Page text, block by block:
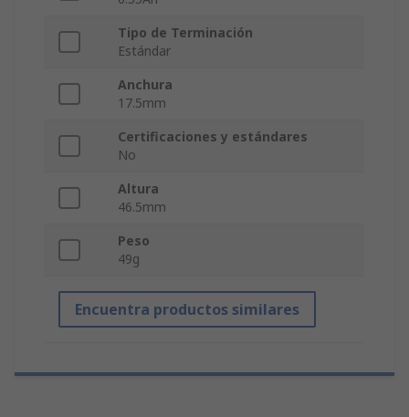
Tipo de Terminación
Estándar
Anchura
17.5mm
Certificaciones y estándares
No
Altura
46.5mm
Peso
49g
Encuentra productos similares